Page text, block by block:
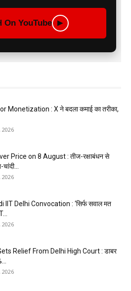
On YouTube ▶
Monetization : X ने बदला कमाई का तरीका,
2026
Price on 8 August : तीज-रक्षाबंधन से
2026
IIT Delhi Convocation : ‘सिर्फ सवाल मत
2026
Relief From Delhi High Court : डाबर
2026